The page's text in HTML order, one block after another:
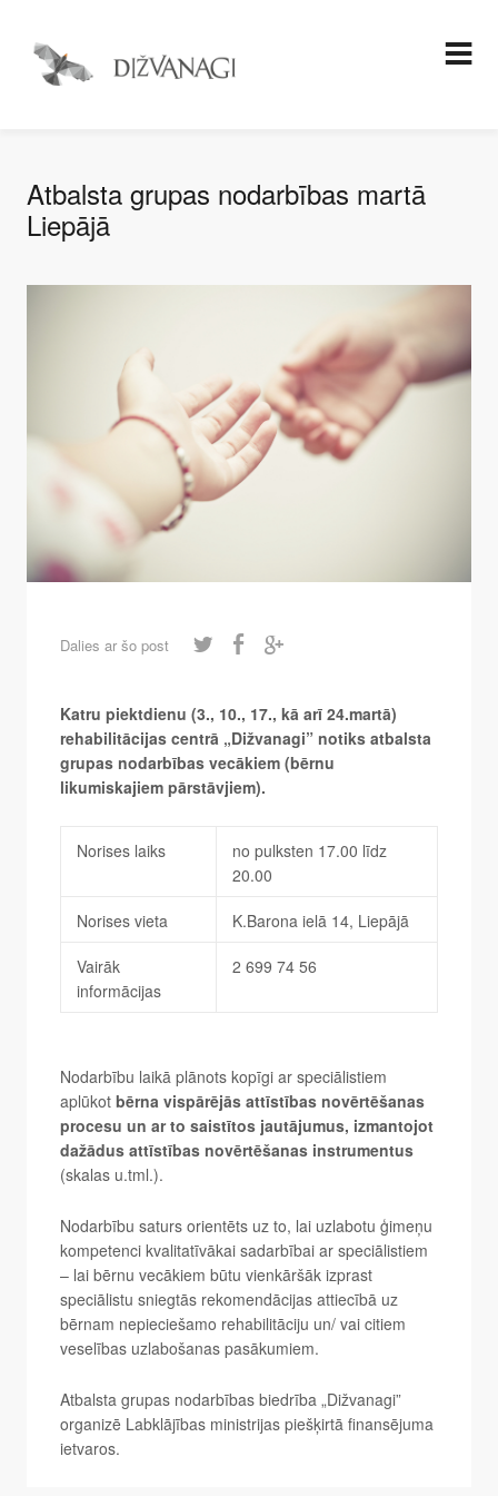
Atbalsta grupas nodarbības martā
Liepājā
Dalies ar šo post
Katru piektdienu (3., 10., 17., kā arī 24.martā)
rehabilitācijas centrā „Dižvanagi” notiks atbalsta
grupas nodarbības vecākiem (bērnu
likumiskajiem pārstāvjiem).
Norises laiks
no pulksten 17.00 līdz
20.00
Norises vieta K.Barona ielā 14, Liepājā
Vairāk
informācijas
2 699 74 56
Nodarbību laikā plānots kopīgi ar speciālistiem
aplūkot bērna vispārējās attīstības novērtēšanas
procesu un ar to saistītos jautājumus, izmantojot
dažādus attīstības novērtēšanas instrumentus
(skalas u.tml.).
Nodarbību saturs orientēts uz to, lai uzlabotu ģimeņu
kompetenci kvalitatīvākai sadarbībai ar speciālistiem
– lai bērnu vecākiem būtu vienkāršāk izprast
speciālistu sniegtās rekomendācijas attiecībā uz
bērnam nepieciešamo rehabilitāciju un/ vai citiem
veselības uzlabošanas pasākumiem.
Atbalsta grupas nodarbības biedrība „Dižvanagi”
organizē Labklājības ministrijas piešķirtā finansējuma
ietvaros.